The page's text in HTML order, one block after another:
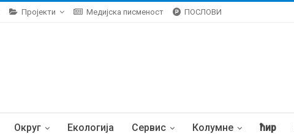
Пројекти Медијска писменост ПОСЛОВИ
Округ Екологија Сервис Колумне ћир